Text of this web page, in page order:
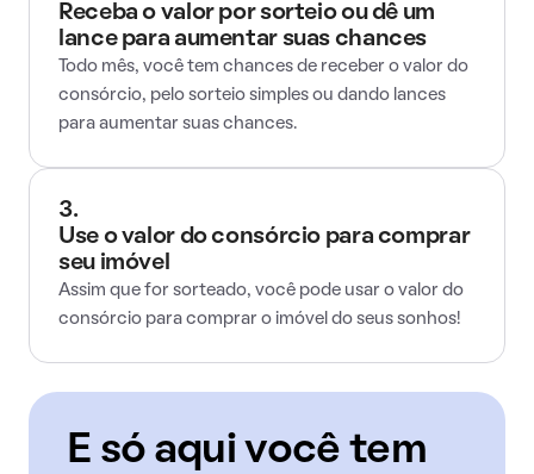
Receba o valor por sorteio ou dê um
lance para aumentar suas chances
Todo mês, você tem chances de receber o valor do
consórcio, pelo sorteio simples ou dando lances
para aumentar suas chances.
3.
Use o valor do consórcio para comprar
seu imóvel
Assim que for sorteado, você pode usar o valor do
consórcio para comprar o imóvel do seus sonhos!
E só aqui você tem